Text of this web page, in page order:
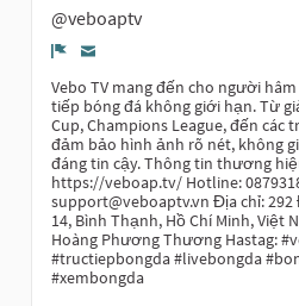
@veboaptv
Report
Vebo TV mang đến cho người
tiếp bóng đá không giới hạn. Từ
Cup, Champions League, đến các
đảm bảo hình ảnh rõ nét, không
đáng tin cậy. Thông tin thương
https://veboap.tv/ Hotline:
support@veboaptv.vn Địa chỉ:
14, Bình Thạnh, Hồ Chí Minh, Việt
Hoàng Phương Thương Hastag:
#tructiepbongda #livebongda
#xembongda